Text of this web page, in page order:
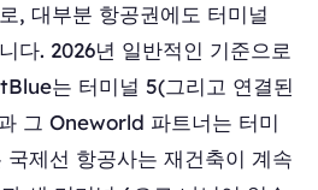
, 대부분 항공권에도 터미널
다. 2026년 일반적인 기준으로
는 터미널 5(그리고 연결된
그 Oneworld 파트너는 터미
제선 항공사는 재건축이 계속